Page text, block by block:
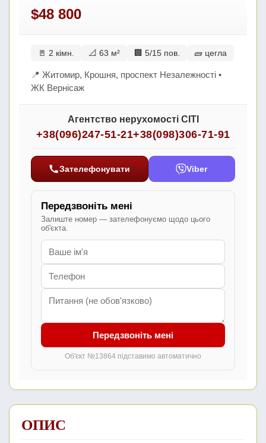
$48 800
🚪 2 кімн. 📐 63 м² 🏢 5/15 пов. 🧱 цегла
📍 Житомир, Крошня, проспект Незалежності •
ЖК Вернісаж
Агентство нерухомості СІТІ
+38(096)247-51-21+38(098)306-71-91
Зателефонувати Viber
Передзвоніть мені
Залиште номер — зателефонуємо щодо цього
об'єкта.
Передзвоніть мені
Об'єкт №13864 підставимо автоматично
ОПИС